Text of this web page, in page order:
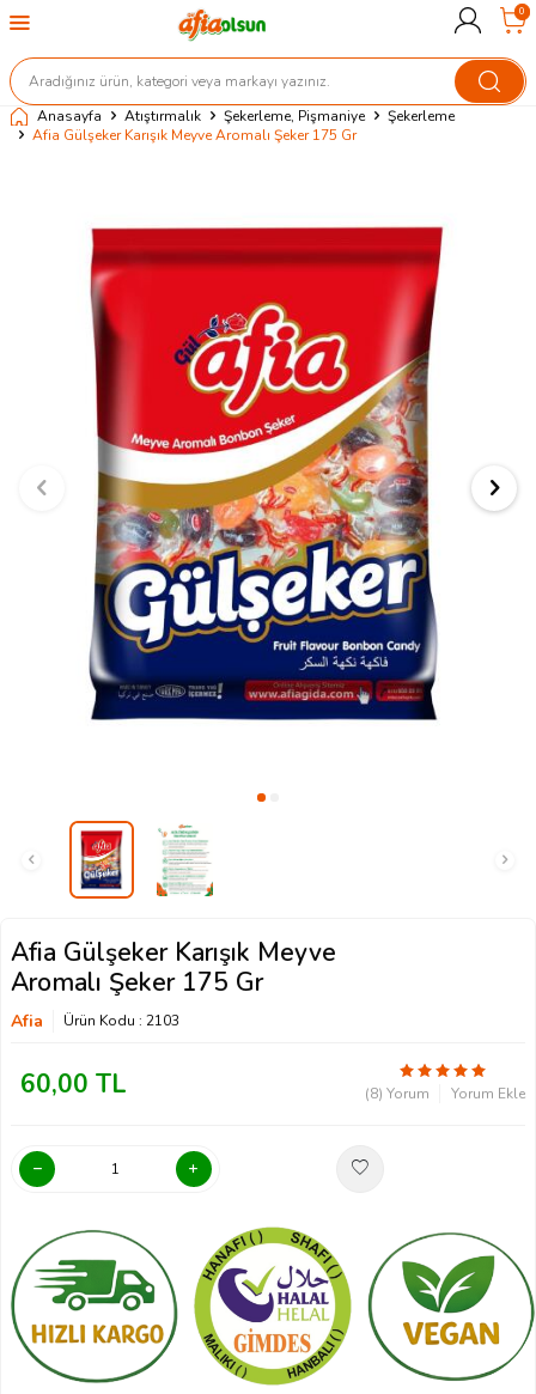
0
Anasayfa Atıştırmalık Şekerleme, Pişmaniye
Şekerleme
Afia Gülşeker Karışık Meyve Aromalı Şeker 175 Gr
Afia Gülşeker Karışık Meyve
Aromalı Şeker 175 Gr
Afia Ürün Kodu : 2103
60,00 TL (8) Yorum Yorum Ekle